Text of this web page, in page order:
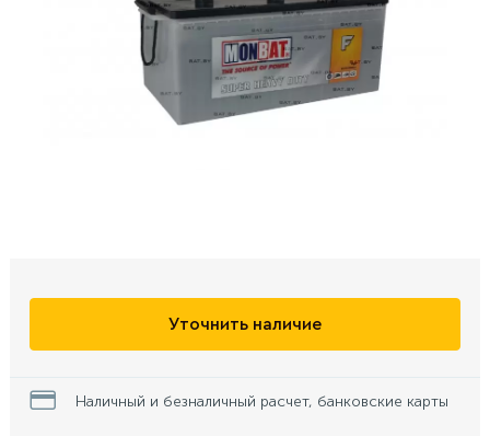
Уточнить наличие
Наличный и безналичный расчет, банковские карты